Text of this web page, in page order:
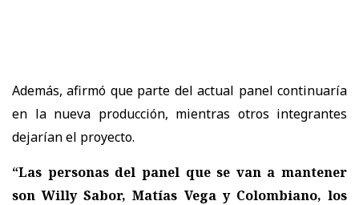
Además, afirmó que parte del actual panel continuaría
en la nueva producción, mientras otros integrantes
dejarían el proyecto.
“Las personas del panel que se van a mantener
son Willy Sabor, Matías Vega y Colombiano, los